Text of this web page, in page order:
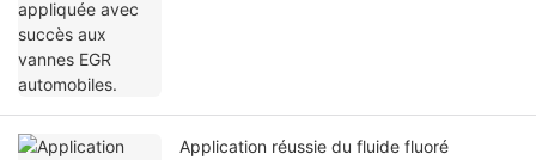
Application réussie du fluide fluoré